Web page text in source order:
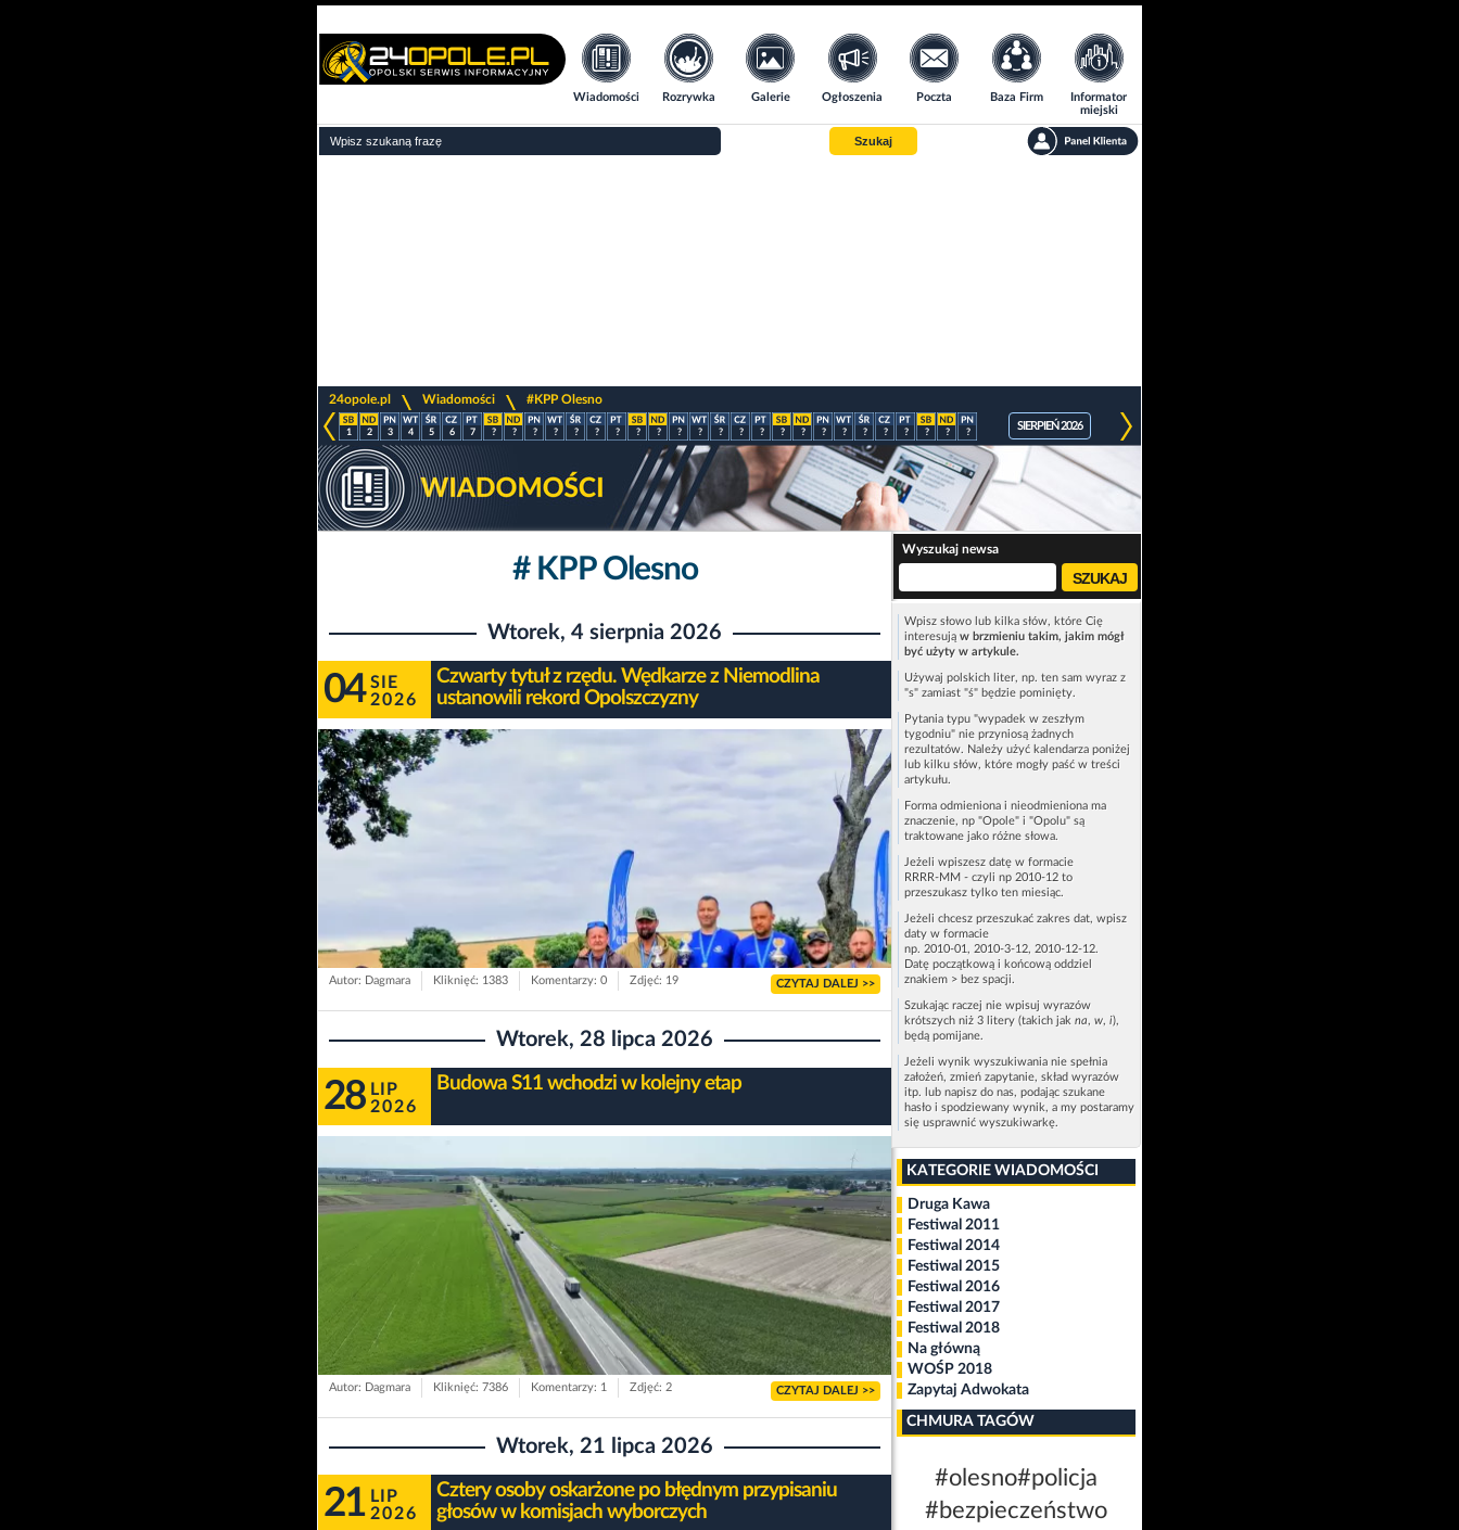
Wiadomości Rozrywka Galerie Ogłoszenia Poczta Baza Firm
Informator
miejski
Szukaj
24opole.pl Wiadomości #KPP Olesno
1 2 3 4 5 6 7 ? ? ? ? ? ? ? ? ? ? ? ? ? ? ? ? ? ? ? ? ? ? ? ?
SIERPIEŃ 2026
# KPP Olesno
Wtorek, 4 sierpnia 2026
04 SIE
2026
Czwarty tytuł z rzędu. Wędkarze z Niemodlina
ustanowili rekord Opolszczyzny
Autor: Dagmara Kliknięć: 1383 Komentarzy: 0 Zdjęć: 19 CZYTAJ DALEJ >>
Wtorek, 28 lipca 2026
28 LIP
2026
Budowa S11 wchodzi w kolejny etap
Autor: Dagmara Kliknięć: 7386 Komentarzy: 1 Zdjęć: 2 CZYTAJ DALEJ >>
Wtorek, 21 lipca 2026
21 LIP
2026
Cztery osoby oskarżone po błędnym przypisaniu
głosów w komisjach wyborczych
Wyszukaj newsa
Wpisz słowo lub kilka słów, które Cię
interesują w brzmieniu takim, jakim mógł
być użyty w artykule.
Używaj polskich liter, np. ten sam wyraz z
"s" zamiast "ś" będzie pominięty.
Pytania typu "wypadek w zeszłym
tygodniu" nie przyniosą żadnych
rezultatów. Należy użyć kalendarza poniżej
lub kilku słów, które mogły paść w treści
artykułu.
Forma odmieniona i nieodmieniona ma
znaczenie, np "Opole" i "Opolu" są
traktowane jako różne słowa.
Jeżeli wpiszesz datę w formacie
RRRR-MM - czyli np 2010-12 to
przeszukasz tylko ten miesiąc.
Jeżeli chcesz przeszukać zakres dat, wpisz
daty w formacie
np. 2010-01, 2010-3-12, 2010-12-12.
Datę początkową i końcową oddziel
znakiem > bez spacji.
Szukając raczej nie wpisuj wyrazów
krótszych niż 3 litery (takich jak na, w, i),
będą pomijane.
Jeżeli wynik wyszukiwania nie spełnia
założeń, zmień zapytanie, skład wyrazów
itp. lub napisz do nas, podając szukane
hasło i spodziewany wynik, a my postaramy
się usprawnić wyszukiwarkę.
KATEGORIE WIADOMOŚCI
Druga Kawa
Festiwal 2011
Festiwal 2014
Festiwal 2015
Festiwal 2016
Festiwal 2017
Festiwal 2018
Na główną
WOŚP 2018
Zapytaj Adwokata
CHMURA TAGÓW
#olesno#policja
#bezpieczeństwo